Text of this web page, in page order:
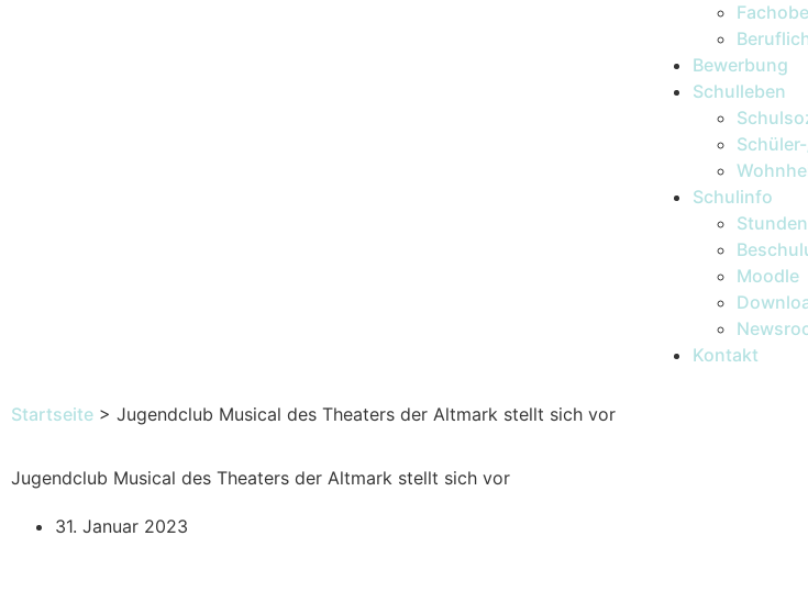
Bewerbung
Schulleben
Schulinfo
Moodle
Kontakt
Startseite > Jugendclub Musical des Theaters der Altmark stellt sich vor
Jugendclub Musical des Theaters der Altmark stellt sich vor
31. Januar 2023